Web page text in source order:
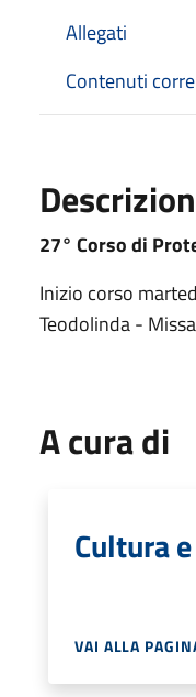
Allegati
Contenuti
27° Corso di
Inizio corso
Teodolinda -
A cura di
Cultura
VAI ALLA